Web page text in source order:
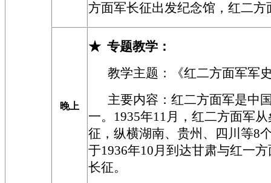
方面军长征出发纪念馆，红二
晚上
★ 专题教学：
教学主题：
《红二方面军军
主要内容：红二方面军是中
一。1935年11月，红二方面军
征，纵横湖南、贵州、四川等8
于1936年10月到达甘肃与红一
长征。